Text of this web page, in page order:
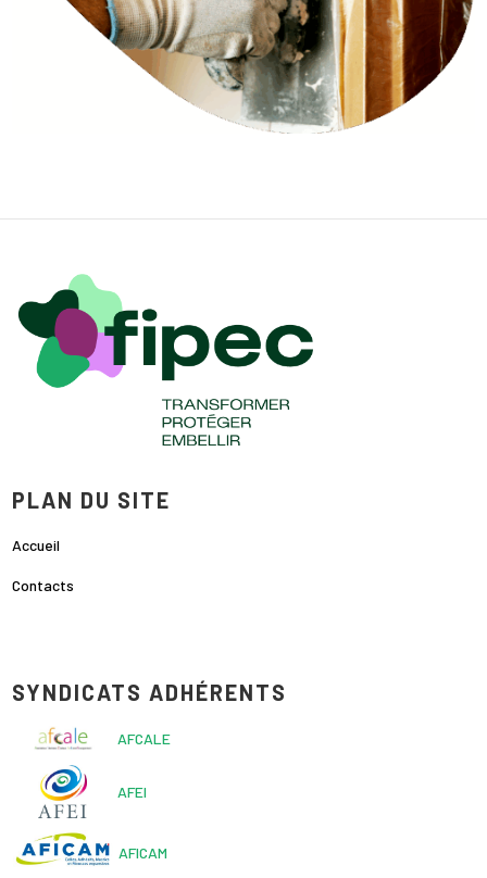
PLAN DU SITE
Accueil
Contacts
SYNDICATS ADHÉRENTS
AFCALE
AFEI
AFICAM